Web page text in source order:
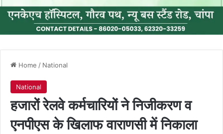
Home / National
National
हजारों रेलवे कर्मचारियों ने निजीकरण व
एनपीएस के खिलाफ वाराणसी में निकाला